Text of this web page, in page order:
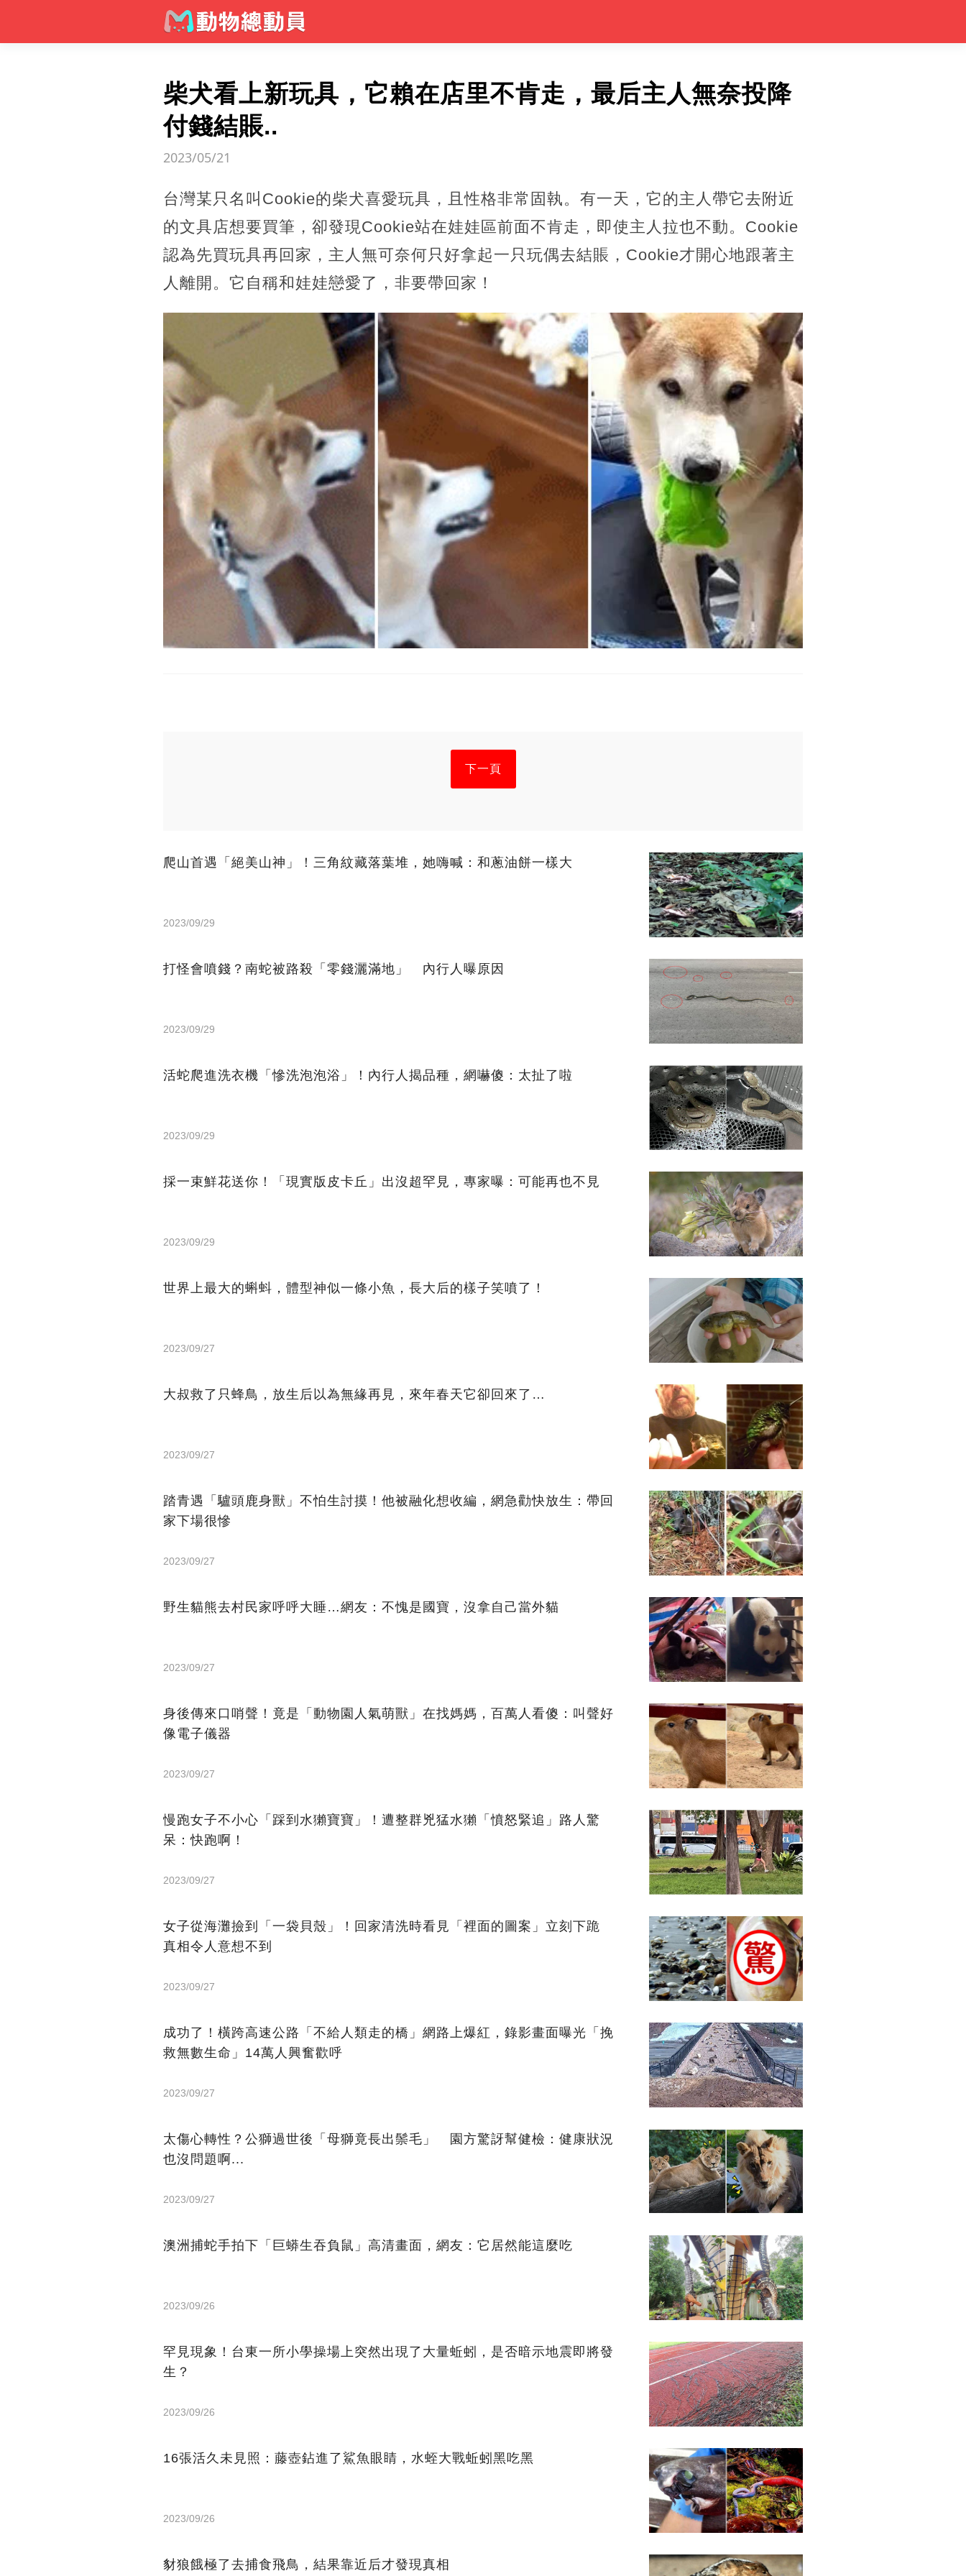
柴犬看上新玩具，它賴在店里不肯走，最后主人無奈投降
付錢結賬..
2023/05/21
台灣某只名叫Cookie的柴犬喜愛玩具，且性格非常固執。有一天，它的主人帶它去附近
的文具店想要買筆，卻發現Cookie站在娃娃區前面不肯走，即使主人拉也不動。Cookie
認為先買玩具再回家，主人無可奈何只好拿起一只玩偶去結賬，Cookie才開心地跟著主
人離開。它自稱和娃娃戀愛了，非要帶回家！
下一頁
爬山首遇「絕美山神」！三角紋藏落葉堆，她嗨喊：和蔥油餅一樣大
2023/09/29
打怪會噴錢？南蛇被路殺「零錢灑滿地」 內行人曝原因
2023/09/29
活蛇爬進洗衣機「慘洗泡泡浴」！內行人揭品種，網嚇傻：太扯了啦
2023/09/29
採一束鮮花送你！「現實版皮卡丘」出沒超罕見，專家曝：可能再也不見
2023/09/29
世界上最大的蝌蚪，體型神似一條小魚，長大后的樣子笑噴了！
2023/09/27
大叔救了只蜂鳥，放生后以為無緣再見，來年春天它卻回來了…
2023/09/27
踏青遇「驢頭鹿身獸」不怕生討摸！他被融化想收編，網急勸快放生：帶回
家下場很慘
2023/09/27
野生貓熊去村民家呼呼大睡…網友：不愧是國寶，沒拿自己當外貓
2023/09/27
身後傳來口哨聲！竟是「動物園人氣萌獸」在找媽媽，百萬人看傻：叫聲好
像電子儀器
2023/09/27
慢跑女子不小心「踩到水獺寶寶」！遭整群兇猛水獺「憤怒緊追」路人驚
呆：快跑啊！
2023/09/27
女子從海灘撿到「一袋貝殼」！回家清洗時看見「裡面的圖案」立刻下跪
真相令人意想不到
2023/09/27
成功了！橫跨高速公路「不給人類走的橋」網路上爆紅，錄影畫面曝光「挽
救無數生命」14萬人興奮歡呼
2023/09/27
太傷心轉性？公獅過世後「母獅竟長出鬃毛」 園方驚訝幫健檢：健康狀況
也沒問題啊...
2023/09/27
澳洲捕蛇手拍下「巨蟒生吞負鼠」高清畫面，網友：它居然能這麼吃
2023/09/26
罕見現象！台東一所小學操場上突然出現了大量蚯蚓，是否暗示地震即將發
生？
2023/09/26
16張活久未見照：藤壺鉆進了鯊魚眼睛，水蛭大戰蚯蚓黑吃黑
2023/09/26
豺狼餓極了去捕食飛鳥，結果靠近后才發現真相